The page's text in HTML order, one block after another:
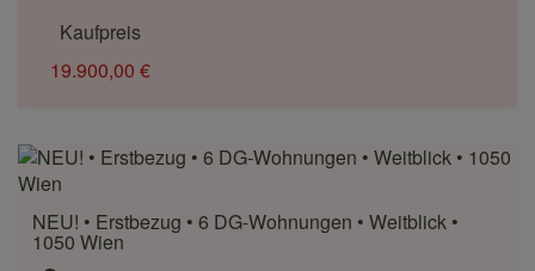
Kaufpreis
19.900,00 €
NEU! • Erstbezug • 6 DG-Wohnungen • Weitblick •
1050 Wien